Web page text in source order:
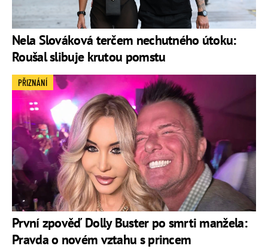
Nela Slováková terčem nechutného útoku:
Roušal slibuje krutou pomstu
První zpověď Dolly Buster po smrti manžela:
Pravda o novém vztahu s princem
PŘIZNÁNÍ